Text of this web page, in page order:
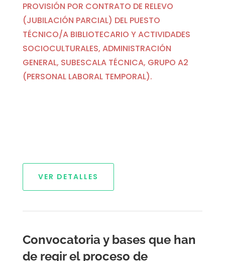
PROVISIÓN POR CONTRATO DE RELEVO
(JUBILACIÓN PARCIAL) DEL PUESTO
TÉCNICO/A BIBLIOTECARIO Y ACTIVIDADES
SOCIOCULTURALES, ADMINISTRACIÓN
GENERAL, SUBESCALA TÉCNICA, GRUPO A2
(PERSONAL LABORAL TEMPORAL).
VER DETALLES
Convocatoria y bases que han
de regir el proceso de